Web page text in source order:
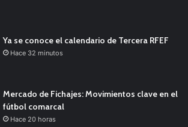
Ya se conoce el calendario de Tercera RFEF
Hace 32 minutos
Mercado de Fichajes: Movimientos clave en el
fútbol comarcal
Hace 20 horas